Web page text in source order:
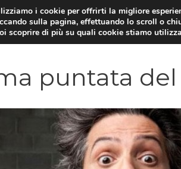
puntata
i cookie per offrirti la migliore
sulla pagina, effettuando lo scroll o
scoprire di più su quali cookie stiamo